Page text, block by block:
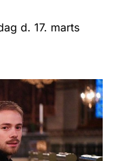
d. 17. marts